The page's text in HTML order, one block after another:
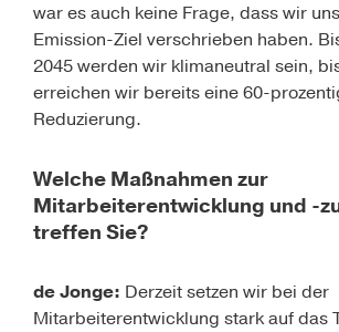
war es auch keine Frage, dass wir
Emission-Ziel verschrieben haben.
2045 werden wir klimaneutral sein,
erreichen wir bereits eine 60-
Reduzierung.
Welche Maßnahmen zur
Mitarbeiterentwicklung und -
treffen Sie?
de Jonge: Derzeit setzen wir bei der
Mitarbeiterentwicklung stark auf das